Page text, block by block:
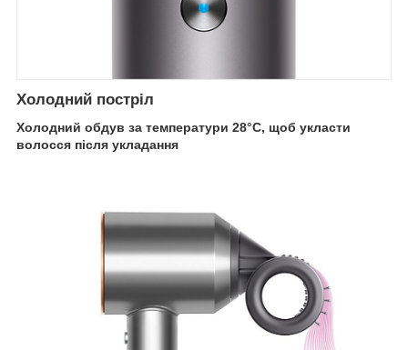
Холодний постріл
Холодний обдув за температури 28°C, щоб укласти
волосся після укладання